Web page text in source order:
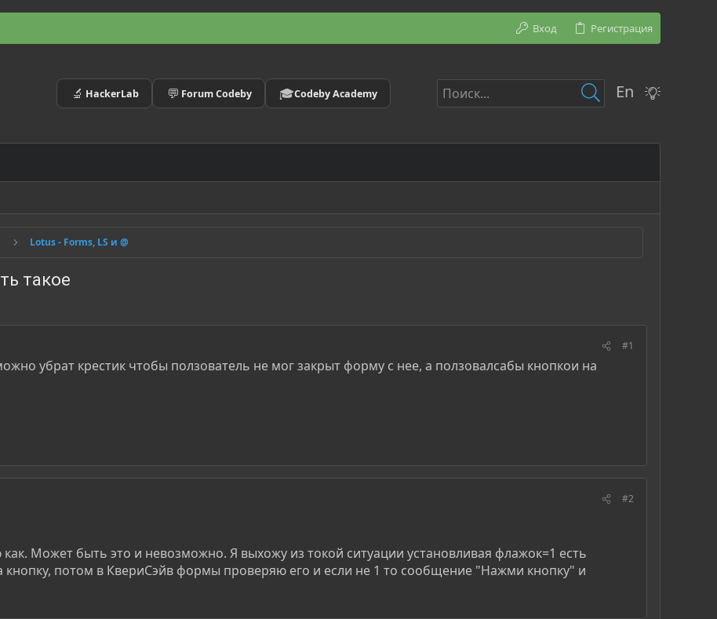
Вход Регистрация
🔬 HackerLab 💬 Forum Codeby 🎓Codeby Academy En
Lotus - Forms, LS и @
такое
#1
убрат крестик чтобы ползователь не мог закрыт форму с нее, а ползовалсабы кнопкои на
#2
Может быть это и невозможно. Я выхожу из токой ситуации установливая флажок=1 есть
кнопку, потом в КвериСэйв формы проверяю его и если не 1 то сообщение "Нажми кнопку" и